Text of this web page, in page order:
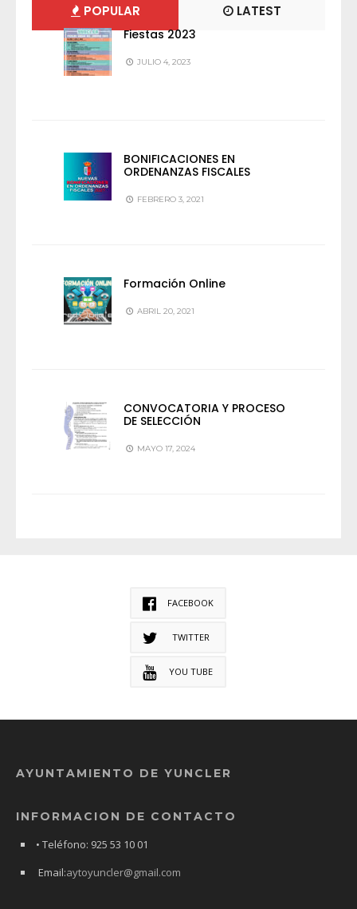
POPULAR LATEST
Fiestas 2023
JULIO 4, 2023
BONIFICACIONES EN
ORDENANZAS FISCALES
FEBRERO 3, 2021
Formación Online
ABRIL 20, 2021
CONVOCATORIA Y PROCESO
DE SELECCIÓN
MAYO 17, 2024
FACEBOOK
TWITTER
YOU TUBE
AYUNTAMIENTO DE YUNCLER
INFORMACION DE CONTACTO
• Teléfono: 925 53 10 01
Email:aytoyuncler@gmail.com